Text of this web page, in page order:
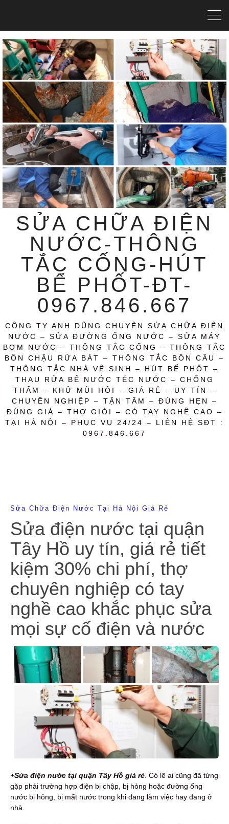
SỬA CHỮA ĐIỆN
NƯỚC-THÔNG
TẮC CỐNG-HÚT
BỂ PHỐT-ĐT-
0967.846.667
CÔNG TY ANH DŨNG CHUYÊN SỬA CHỮA ĐIỆN
NƯỚC – SỬA ĐƯỜNG ỐNG NƯỚC – SỬA MÁY
BƠM NƯỚC – THÔNG TẮC CỐNG – THÔNG TẮC
BỒN CHẬU RỬA BÁT – THÔNG TẮC BỒN CẦU –
THÔNG TẮC NHÀ VỆ SINH – HÚT BỂ PHỐT –
THAU RỬA BỂ NƯỚC TÉC NƯỚC – CHỐNG
THẤM – KHỬ MÙI HÔI – GIÁ RẺ – UY TÍN –
CHUYÊN NGHIỆP – TẬN TÂM – ĐÚNG HẸN –
ĐÚNG GIÁ – THỢ GIỎI – CÓ TAY NGHỀ CAO –
TẠI HÀ NỘI – PHỤC VỤ 24/24 – LIÊN HỆ SĐT :
0967.846.667
Sửa Chữa Điện Nước Tại Hà Nội Giá Rẻ
Sửa điện nước tại quận
Tây Hồ uy tín, giá rẻ tiết
kiệm 30% chi phí, thợ
chuyên nghiệp có tay
nghề cao khắc phục sửa
mọi sự cố điện và nước
+Sửa điện nước tại quận Tây Hồ giá rẻ . Có lẽ ai cũng đã từng
gặp phải trường hợp điện bị chập, bị hỏng hoặc đường ống
nước bị hỏng, bị mất nước trong khi đang làm việc hay đang ở
nhà.